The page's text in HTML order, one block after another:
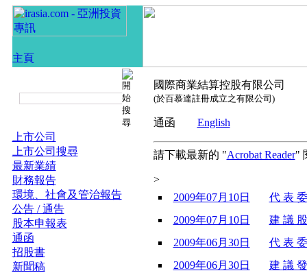
上市公司
上市公司搜尋
最新業績
財務報告
環境、社會及管治報告
公告 / 通告
股本申報表
通函
招股書
新聞稿
國際商業結算控股有限公司
(於百慕達註冊成立之有限公司)
通函 English
請下載最新的 "Acrobat Reader"
>
2009年07月10日
代 表
2009年07月10日
建 議
2009年06月30日
代 表
2009年06月30日
建 議